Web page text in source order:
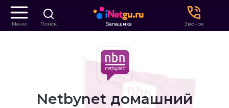
Меню Поиск Балашиха Звонок
Netbynet домашний